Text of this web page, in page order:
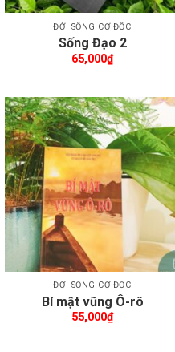
ĐỜI SỐNG CƠ ĐỐC
Sống Đạo 2
65,000₫
Thêm wishlist
ĐỜI SỐNG CƠ ĐỐC
Bí mật vũng Ô-rô
55,000₫